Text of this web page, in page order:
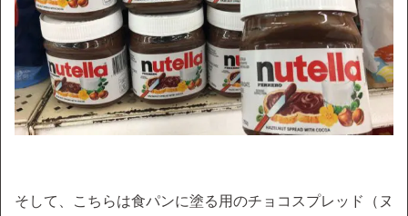
そして、こちらは食パンに塗る用のチョコスプレッド（ヌ